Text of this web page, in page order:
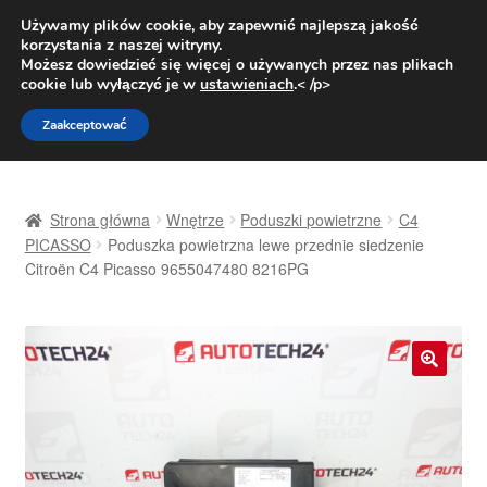
DOSTAWA od 31 zł
Pn.-pt. 9:00-16:00800 003 167
Przejdź
do
nawigacji
Przejdź
do
treści
Dostawa
Kontakt
O nas
Strona główna Wnętrze Poduszki powietrzne
C4
PICASSO
Poduszka powietrzna lewe przednie siedzenie
Citroën C4 Picasso 9655047480 8216PG
Używamy plików cookie, aby zapewnić najlepszą jakość
korzystania z naszej witryny.
Możesz dowiedzieć się więcej o używanych przez nas plikach
cookie lub wyłączyć je w ustawieniach.< /p>
Zaakceptować